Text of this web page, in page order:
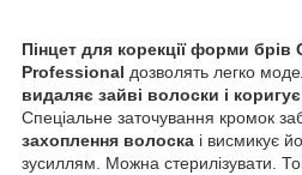
Пінцет для корекції форми брів
Professional дозволять легко
видаляє зайві волоски і
Спеціальне заточування кромок
захоплення волоска і висмикує
зусиллям. Можна стерилізувати.